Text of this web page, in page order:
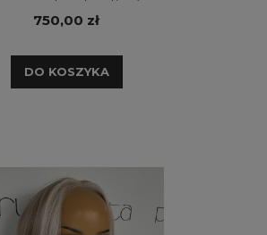
750,00 zł
DO KOSZYKA